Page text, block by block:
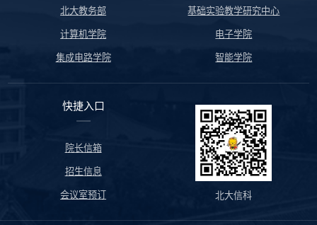
北大教务部
基础实验教学研究中心
计算机学院
电子学院
集成电路学院
智能学院
北大信科
快捷入口
院长信箱
招生信息
会议室预订